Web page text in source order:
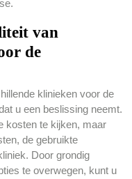
van
de
klinieken voor de
u een beslissing neemt.
kosten te kijken, maar
de gebruikte
Door grondig
te overwegen, kunt u